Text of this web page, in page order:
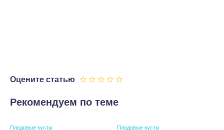
Оцените статью
Рекомендуем по теме
Плодовые кусты Плодовые кусты